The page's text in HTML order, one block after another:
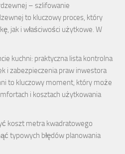
– szlifowanie
to kluczowy proces, który
jak i właściwości użytkowe. W
kuchni: praktyczna lista kontrolna
i zabezpieczenia praw inwestora
to kluczowy moment, który może
i kosztach użytkowania
koszt metra kwadratowego
typowych błędów planowania